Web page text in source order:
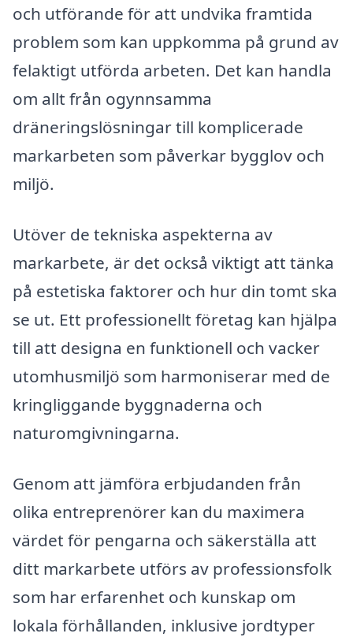
och utförande för att undvika framtida
problem som kan uppkomma på grund av
felaktigt utförda arbeten. Det kan handla
om allt från ogynnsamma
dräneringslösningar till komplicerade
markarbeten som påverkar bygglov och
miljö.
Utöver de tekniska aspekterna av
markarbete, är det också viktigt att tänka
på estetiska faktorer och hur din tomt ska
se ut. Ett professionellt företag kan hjälpa
till att designa en funktionell och vacker
utomhusmiljö som harmoniserar med de
kringliggande byggnaderna och
naturomgivningarna.
Genom att jämföra erbjudanden från
olika entreprenörer kan du maximera
värdet för pengarna och säkerställa att
ditt markarbete utförs av professionsfolk
som har erfarenhet och kunskap om
lokala förhållanden, inklusive jordtyper